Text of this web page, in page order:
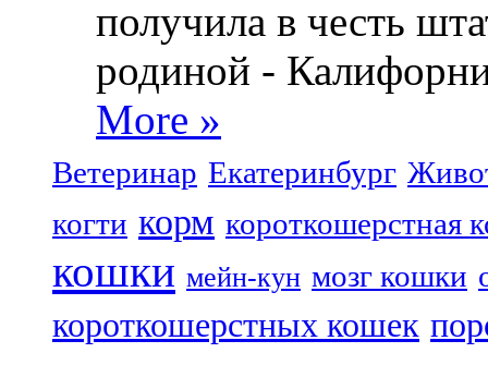
получила в честь
родиной -
More »
Ветеринар Екатеринбург
когти корм короткошерстная
кошки мейн-кун мозг кошки
короткошерстных кошек